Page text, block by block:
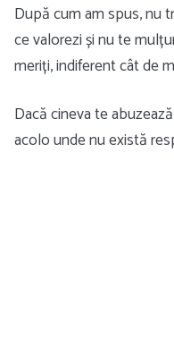
După cum am spus, nu
ce valorezi și nu te
meriți, indiferent cât de
Dacă cineva te
acolo unde nu există